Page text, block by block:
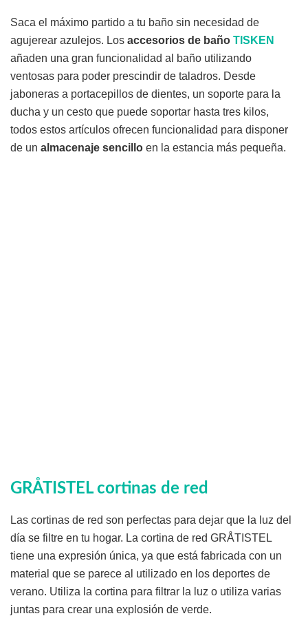
Saca el máximo partido a tu baño sin necesidad de
agujerear azulejos. Los accesorios de baño TISKEN
añaden una gran funcionalidad al baño utilizando
ventosas para poder prescindir de taladros. Desde
jaboneras a portacepillos de dientes, un soporte para la
ducha y un cesto que puede soportar hasta tres kilos,
todos estos artículos ofrecen funcionalidad para disponer
de un almacenaje sencillo en la estancia más pequeña.
GRÅTISTEL cortinas de red
Las cortinas de red son perfectas para dejar que la luz del
día se filtre en tu hogar. La cortina de red GRÅTISTEL
tiene una expresión única, ya que está fabricada con un
material que se parece al utilizado en los deportes de
verano. Utiliza la cortina para filtrar la luz o utiliza varias
juntas para crear una explosión de verde.